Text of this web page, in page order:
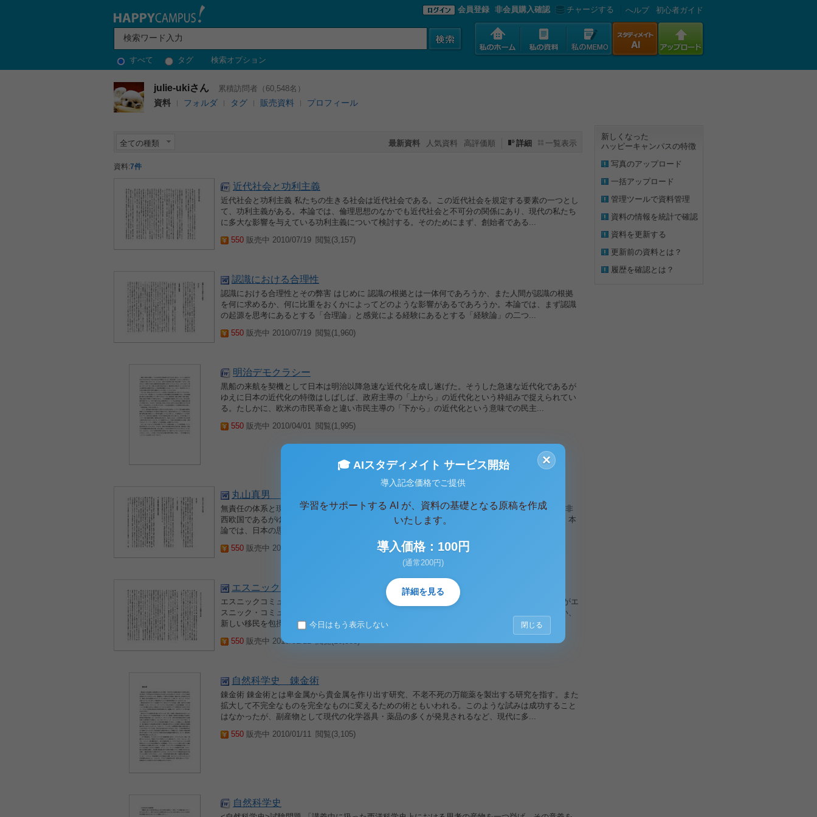
すべて タグ 検索オプション
会員登録 非会員購入確認 チャージする へルプ 初心者ガイド
julie-ukiさん 累積訪問者（60,548名）
資料 フォルダ タグ 販売資料 プロフィール
全ての種類 最新資料 人気資料 高評価順 詳細 一覧表示
資料:7件
近代社会と功利主義
近代社会と功利主義 私たちの生きる社会は近代社会である。この近代社会を規定する要素の一つとし
て、功利主義がある。本論では、倫理思想のなかでも近代社会と不可分の関係にあり、現代の私たち
に多大な影響を与えている功利主義について検討する。そのためにまず、創始者である...
550 販売中 2010/07/19 閲覧(3,157)
認識における合理性
認識における合理性とその弊害 はじめに 認識の根拠とは一体何であろうか、また人間が認識の根拠
を何に求めるか、何に比重をおくかによってどのような影響があるであろうか。本論では、まず認識
の起源を思考にあるとする「合理論」と感覚による経験にあるとする「経験論」の二つ...
550 販売中 2010/07/19 閲覧(1,960)
明治デモクラシー
黒船の来航を契機として日本は明治以降急速な近代化を成し遂げた。そうした急速な近代化であるが
ゆえに日本の近代化の特徴はしばしば、政府主導の「上から」の近代化という枠組みで捉えられてい
る。たしかに、欧米の市民革命と違い市民主導の「下から」の近代化という意味での民主...
550 販売中 2010/04/01 閲覧(1,995)
丸山真男 無責任の体系
無責任の体系と現代的課題 はじめに 非西欧国の中で最初に「近代化」を果たした日本であるが、非
西欧国であるがゆえの特殊日本的な近代化の政治思想、政治意識とはどういったものであろうか。本
論では、日本の思想的、意識的特徴を天皇イデオロギーに基づく天皇制に顕著な「無責...
550 販売中 2010/01/11
エスニック・コミュニティ
エスニックコミュニティ―公的関心の欠如 移民社会のアメリカは、さまざまな人種・民族の集団がエ
スニック・コミュニティを形成している。エスニック・コミュニティは、相互扶助的な役割を担い、
新しい移民を包摂する機能を果たしている。しかし、一方でエスニック・コミュニティ...
550 販売中 2010/01/11 閲覧(16,583)
自然科学史 錬金術
錬金術 錬金術とは卑金属から貴金属を作り出す研究、不老不死の万能薬を製出する研究を指す。また
拡大して不完全なものを完全なものに変えるための術ともいわれる。このような試みは成功すること
はなかったが、副産物として現代の化学器具・薬品の多くが発見されるなど、現代に多...
550 販売中 2010/01/11 閲覧(3,105)
自然科学史
新しくなった
ハッピーキャンパスの特徴
写真のアップロード
一括アップロード
管理ツールで資料管理
資料の情報を統計で確認
資料を更新する
更新前の資料とは？
履歴を確認とは？
×
🎓 AIスタディメイト サービス開始
導入記念価格でご提供
学習をサポートする AI が、資料の基礎となる原稿を作成
いたします。
導入価格：100円
(通常200円)
詳細を見る
今日はもう表示しない 閉じる